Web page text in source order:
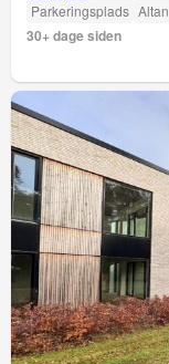
Parkeringsplads Altan
30+ dage siden